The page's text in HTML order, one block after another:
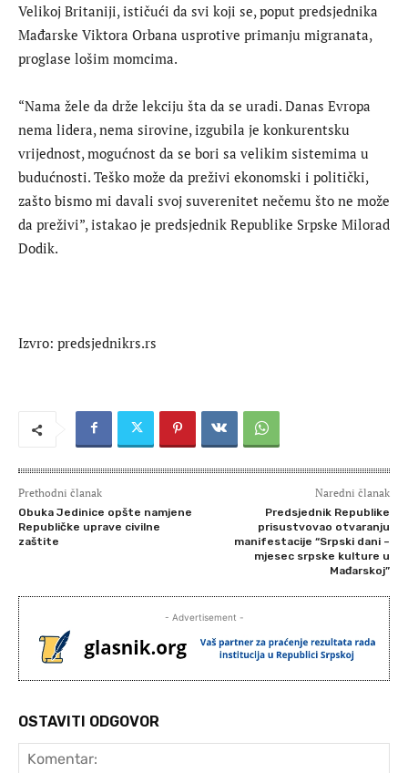
Velikoj Britaniji, ističući da svi koji se, poput predsjednika
Mađarske Viktora Orbana usprotive primanju migranata,
proglase lošim momcima.
“Nama žele da drže lekciju šta da se uradi. Danas Evropa
nema lidera, nema sirovine, izgubila je konkurentsku
vrijednost, mogućnost da se bori sa velikim sistemima u
budućnosti. Teško može da preživi ekonomski i politički,
zašto bismo mi davali svoj suverenitet nečemu što ne može
da preživi”, istakao je predsjednik Republike Srpske Milorad
Dodik.
Izvro: predsjednikrs.rs
Prethodni članak
Obuka Jedinice opšte namjene
Republičke uprave civilne
zaštite
Naredni članak
Predsjednik Republike
prisustvovao otvaranju
manifestacije “Srpski dani –
mjesec srpske kulture u
Mađarskoj”
- Advertisement -
OSTAVITI ODGOVOR